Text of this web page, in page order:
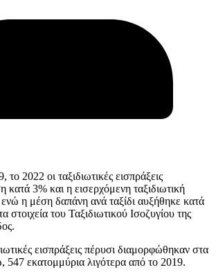
2022 οι ταξιδιωτικές εισπράξεις
κατά 3% και η εισερχόμενη ταξιδιωτική
η μέση δαπάνη ανά ταξίδι αυξήθηκε κατά
του Ταξιδιωτικού Ισοζυγίου της
εισπράξεις πέρυσι διαμορφώθηκαν στα
547 εκατομμύρια λιγότερα από το 2019.